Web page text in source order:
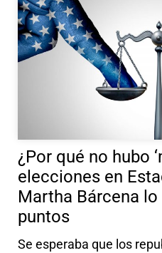
¿Por qué no hubo
elecciones en
Martha Bárcena
puntos
Se esperaba que los